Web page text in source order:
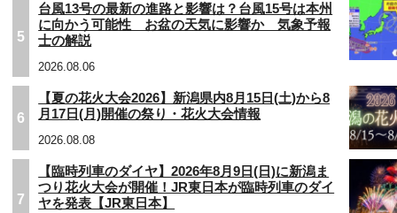
5
台風13号の最新の進路と影響は？台風15号は本州
に向かう可能性 お盆の天気に影響か 気象予報
士の解説
2026.08.06
6
【夏の花火大会2026】新潟県内8月15日(土)から8
月17日(月)開催の祭り・花火大会情報
2026.08.08
7
【臨時列車のダイヤ】2026年8月9日(日)に新潟ま
つり花火大会が開催！JR東日本が臨時列車のダイ
ヤを発表【JR東日本】